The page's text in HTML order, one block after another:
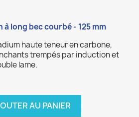
long bec courbé - 125 mm
haute teneur en carbone,
trempés par induction et
lame.
AU PANIER